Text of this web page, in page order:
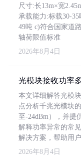
尺寸:长13m×宽
承载能力:标载30-
49吨 c)符合国家道
轴荷限值标准
2026年8月4日
光模块接收功率
本文详细解答光模
点分析千兆光模块
至-24dBm），并提
解释功率异常的常
解决方案，帮助用
2026年8月4日